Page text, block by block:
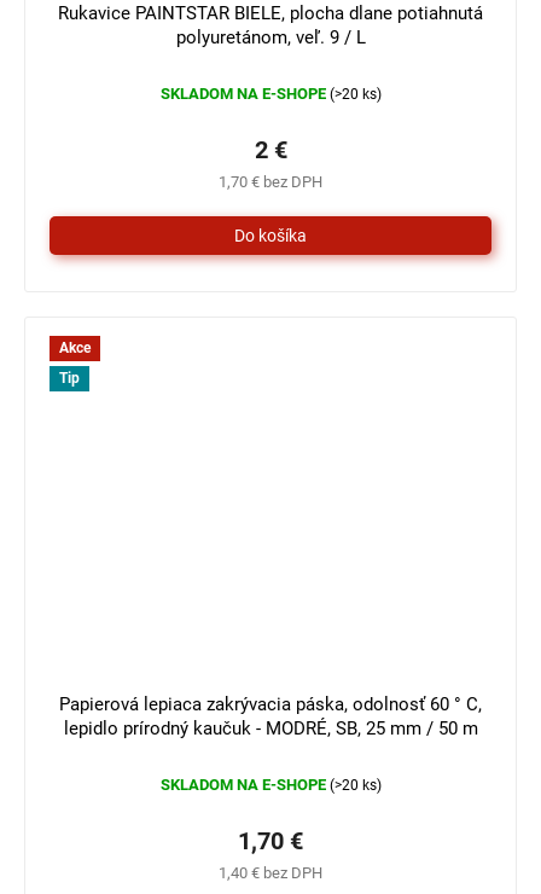
Rukavice PAINTSTAR BIELE, plocha dlane potiahnutá
polyuretánom, veľ. 9 / L
SKLADOM NA E-SHOPE (>20 ks)
1,70 € bez DPH
2 €
Akce
Tip
Papierová lepiaca zakrývacia páska, odolnosť 60 ° C,
lepidlo prírodný kaučuk - MODRÉ, SB, 25 mm / 50 m
SKLADOM NA E-SHOPE (>20 ks)
1,40 € bez DPH
1,70 €